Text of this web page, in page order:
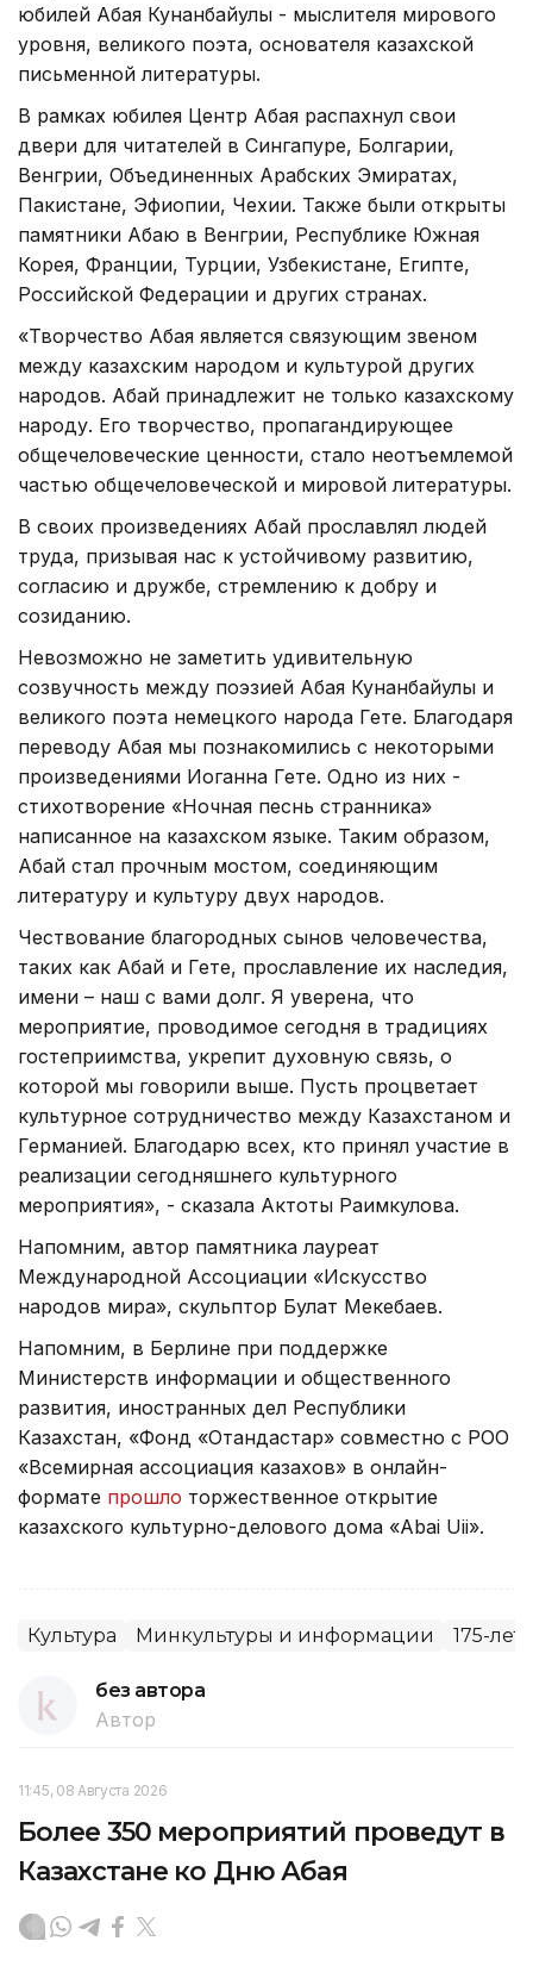
юбилей Абая Кунанбайулы - мыслителя мирового
уровня, великого поэта, основателя казахской
письменной литературы.
В рамках юбилея Центр Абая распахнул свои
двери для читателей в Сингапуре, Болгарии,
Венгрии, Объединенных Арабских Эмиратах,
Пакистане, Эфиопии, Чехии. Также были открыты
памятники Абаю в Венгрии, Республике Южная
Корея, Франции, Турции, Узбекистане, Египте,
Российской Федерации и других странах.
«Творчество Абая является связующим звеном
между казахским народом и культурой других
народов. Абай принадлежит не только казахскому
народу. Его творчество, пропагандирующее
общечеловеческие ценности, стало неотъемлемой
частью общечеловеческой и мировой литературы.
В своих произведениях Абай прославлял людей
труда, призывая нас к устойчивому развитию,
согласию и дружбе, стремлению к добру и
созиданию.
Невозможно не заметить удивительную
созвучность между поэзией Абая Кунанбайулы и
великого поэта немецкого народа Гете. Благодаря
переводу Абая мы познакомились с некоторыми
произведениями Иоганна Гете. Одно из них -
стихотворение «Ночная песнь странника»
написанное на казахском языке. Таким образом,
Абай стал прочным мостом, соединяющим
литературу и культуру двух народов.
Чествование благородных сынов человечества,
таких как Абай и Гете, прославление их наследия,
имени – наш с вами долг. Я уверена, что
мероприятие, проводимое сегодня в традициях
гостеприимства, укрепит духовную связь, о
которой мы говорили выше. Пусть процветает
культурное сотрудничество между Казахстаном и
Германией. Благодарю всех, кто принял участие в
реализации сегодняшнего культурного
мероприятия», - сказала Актоты Раимкулова.
Напомним, автор памятника лауреат
Международной Ассоциации «Искусство
народов мира», скульптор Булат Мекебаев.
Напомним, в Берлине при поддержке
Министерств информации и общественного
развития, иностранных дел Республики
Казахстан, «Фонд «Отандастар» совместно с РОО
«Всемирная ассоциация казахов» в онлайн-
формате прошло торжественное открытие
казахского культурно-делового дома «Abai Uii».
Культура Минкультуры и информации 175-
без автора
Автор
11:45, 08 Августа 2026
Более 350 мероприятий проведут в
Казахстане ко Дню Абая